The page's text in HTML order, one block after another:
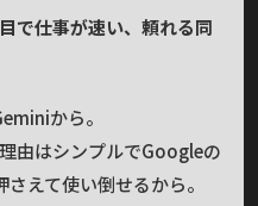
で仕事が速い、頼れる同
から。
由はシンプルでGoogleの
えて使い倒せるから。